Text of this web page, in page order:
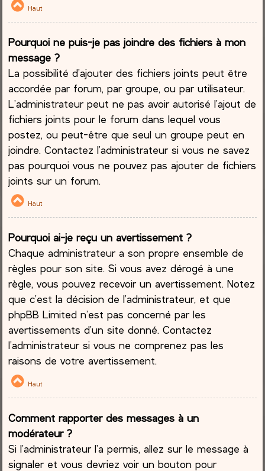
Haut
Pourquoi ne puis-je pas joindre des fichiers à mon
message ?
La possibilité d’ajouter des fichiers joints peut être
accordée par forum, par groupe, ou par utilisateur.
L’administrateur peut ne pas avoir autorisé l’ajout de
fichiers joints pour le forum dans lequel vous
postez, ou peut-être que seul un groupe peut en
joindre. Contactez l’administrateur si vous ne savez
pas pourquoi vous ne pouvez pas ajouter de fichiers
joints sur un forum.
Haut
Pourquoi ai-je reçu un avertissement ?
Chaque administrateur a son propre ensemble de
règles pour son site. Si vous avez dérogé à une
règle, vous pouvez recevoir un avertissement. Notez
que c’est la décision de l’administrateur, et que
phpBB Limited n’est pas concerné par les
avertissements d’un site donné. Contactez
l’administrateur si vous ne comprenez pas les
raisons de votre avertissement.
Haut
Comment rapporter des messages à un
modérateur ?
Si l’administrateur l’a permis, allez sur le message à
signaler et vous devriez voir un bouton pour